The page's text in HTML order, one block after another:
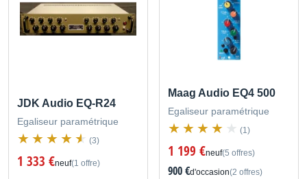
JDK Audio EQ-R24
Egaliseur paramétrique
(3)
1 333 €neuf(1 offre)
Maag Audio EQ4 500
Egaliseur paramétrique
(1)
1 199 €neuf(5 offres)
900 €d'occasion(2 offres)